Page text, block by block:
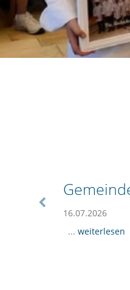
16.07.2026
... weiterlesen